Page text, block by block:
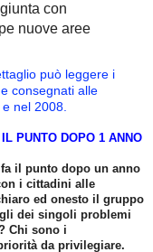
con
nuove aree
può leggere i
consegnati alle
nel 2008.
PUNTO DOPO 1 ANNO
il punto dopo un anno
i cittadini alle
ed onesto il gruppo
dei singoli problemi
Chi sono i
da privilegiare.